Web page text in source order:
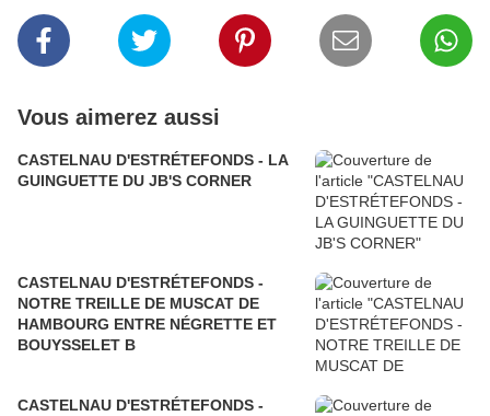
Vous aimerez aussi
CASTELNAU D'ESTRÉTEFONDS - LA
GUINGUETTE DU JB'S CORNER
CASTELNAU D'ESTRÉTEFONDS -
NOTRE TREILLE DE MUSCAT DE
HAMBOURG ENTRE NÉGRETTE ET
BOUYSSELET B
CASTELNAU D'ESTRÉTEFONDS -